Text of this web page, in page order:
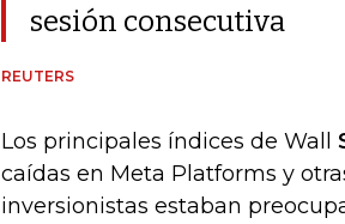
sesión consecutiva
REUTERS
Los principales índices de Wall
caídas en Meta Platforms y
inversionistas estaban